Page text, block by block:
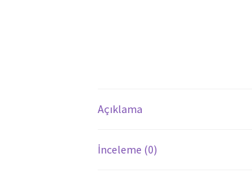
Açıklama
İnceleme (0)